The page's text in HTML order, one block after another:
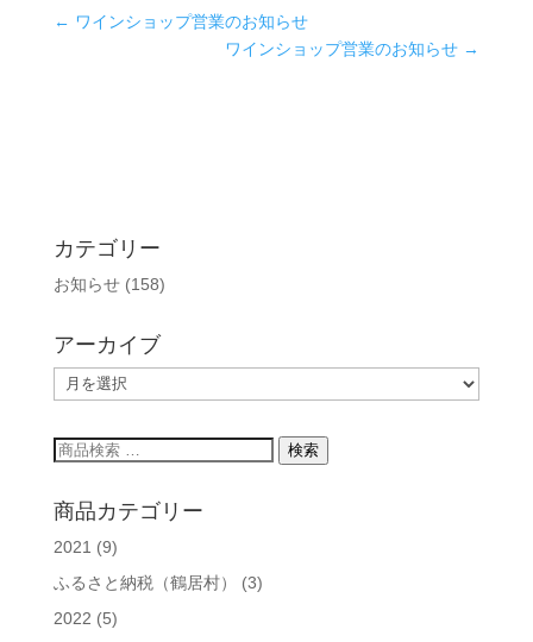
← ワインショップ営業のお知らせ
ワインショップ営業のお知らせ →
カテゴリー
お知らせ(158)
アーカイブ
ー
カ
イ
検
対
検索
商品カテゴリー
2021 (9)
ふるさと納税（鶴居村）
(3)
2022 (5)